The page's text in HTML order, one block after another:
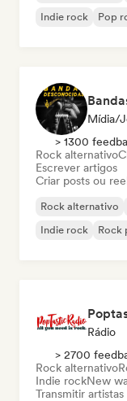
Indie rock
Pop
Mídia/
> 1300
Rock alternativo
Escrever artigos
Criar posts ou
Rock alternativo
Indie rock
Rock
Rádio
> 2700
Rock alternativo
Indie rockNew
Transmitir artistas